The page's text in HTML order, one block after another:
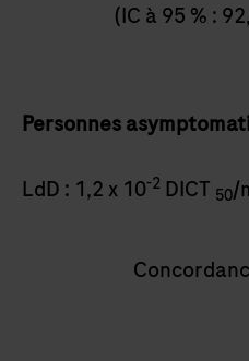
(IC à 95 % :
Personnes
LdD : 1,2 x 10-2 DICT 50/